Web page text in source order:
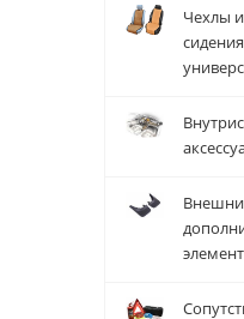
Чехлы
сидения